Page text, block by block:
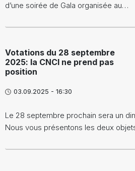
d’une soirée de Gala organisée au…
Votations du 28 septembre
2025: la CNCI ne prend pas
position
03.09.2025 - 16:30
Le 28 septembre prochain sera un
Nous vous présentons les deux